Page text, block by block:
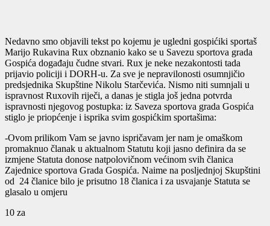
Nedavno smo objavili tekst po kojemu je ugledni gospićiki sportaš
Marijo Rukavina Rux obznanio kako se u Savezu sportova grada
Gospića događaju čudne stvari. Rux je neke nezakontosti tada
prijavio policiji i DORH-u. Za sve je nepravilonosti osumnjičio
predsjednika Skupštine Nikolu Starčevića. Nismo niti sumnjali u
ispravnost Ruxovih riječi, a danas je stigla još jedna potvrda
ispravnosti njegovog postupka: iz Saveza sportova grada Gospića
stiglo je priopćenje i isprika svim gospićkim sportašima:
-Ovom prilikom Vam se javno ispričavam jer nam je omaškom
promaknuo članak u aktualnom Statutu koji jasno definira da se
izmjene Statuta donose natpolovičnom većinom svih članica
Zajednice sportova Grada Gospića. Naime na posljednjoj Skupštini
od 24 članice bilo je prisutno 18 članica i za usvajanje Statuta se
glasalo u omjeru
10 za